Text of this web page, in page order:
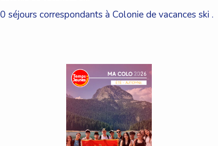
0 séjours correspondants à Colonie de vacances ski .